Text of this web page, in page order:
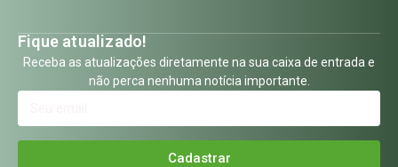
Fique atualizado!
Receba as atualizações diretamente na sua caixa de entrada e
não perca nenhuma notícia importante.
Cadastrar